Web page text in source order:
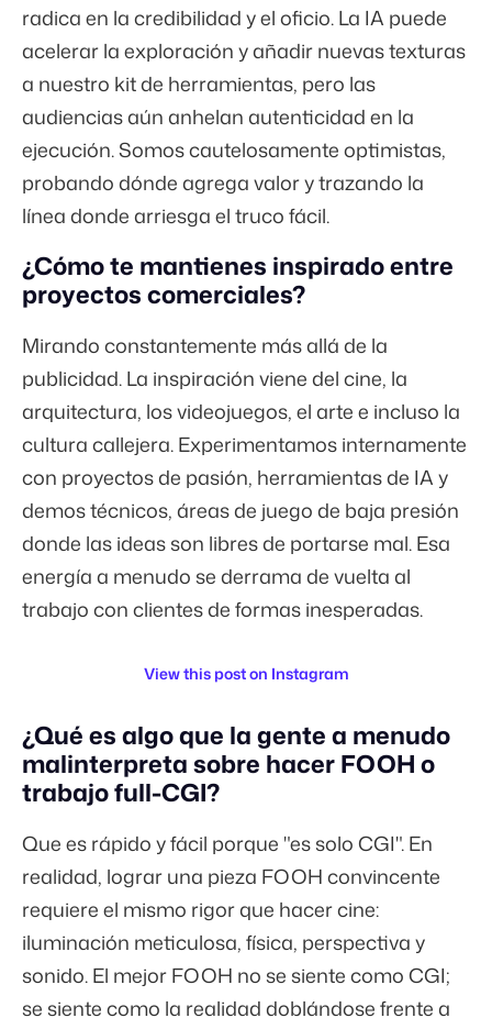
radica en la credibilidad y el oficio. La IA puede
acelerar la exploración y añadir nuevas texturas
a nuestro kit de herramientas, pero las
audiencias aún anhelan autenticidad en la
ejecución. Somos cautelosamente optimistas,
probando dónde agrega valor y trazando la
línea donde arriesga el truco fácil.
¿Cómo te mantienes inspirado entre
proyectos comerciales?
Mirando constantemente más allá de la
publicidad. La inspiración viene del cine, la
arquitectura, los videojuegos, el arte e incluso la
cultura callejera. Experimentamos internamente
con proyectos de pasión, herramientas de IA y
demos técnicos, áreas de juego de baja presión
donde las ideas son libres de portarse mal. Esa
energía a menudo se derrama de vuelta al
trabajo con clientes de formas inesperadas.
View this post on Instagram
¿Qué es algo que la gente a menudo
malinterpreta sobre hacer FOOH o
trabajo full-CGI?
Que es rápido y fácil porque "es solo CGI". En
realidad, lograr una pieza FOOH convincente
requiere el mismo rigor que hacer cine:
iluminación meticulosa, física, perspectiva y
sonido. El mejor FOOH no se siente como CGI;
se siente como la realidad doblándose frente a